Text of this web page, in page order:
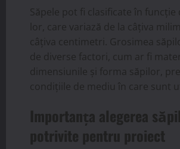
Săpele pot fi clasificate în funcție
lor, care variază de la câțiva
câțiva centimetri. Grosimea
de diverse factori, cum ar fi
dimensiunile și forma săpilor,
condițiile de mediu în care sunt
Importanța alegerea
potrivite pentru proiect